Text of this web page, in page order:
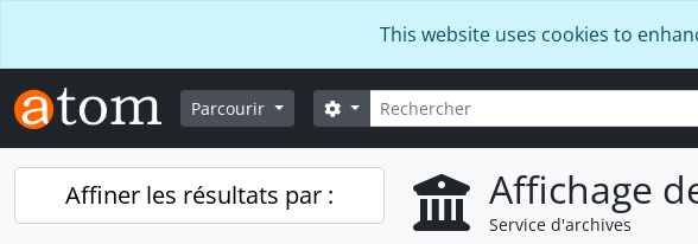
This website uses cookies to
Parcourir Rechercher
Search options
Affiner les résultats par : Affichage
Service d'archives